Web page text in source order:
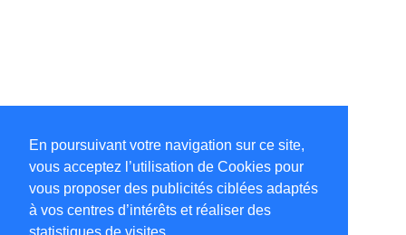
En poursuivant votre navigation sur ce site,
vous acceptez l’utilisation de Cookies pour
vous proposer des publicités ciblées adaptés
à vos centres d’intérêts et réaliser des